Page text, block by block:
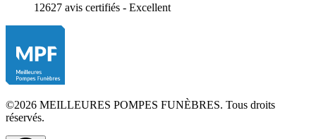
12627 avis certifiés - Excellent
©2026 MEILLEURES POMPES FUNÈBRES. Tous droits
réservés.